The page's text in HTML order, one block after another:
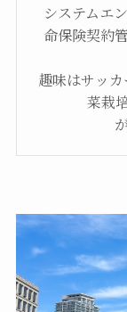
システムエ
命保険契約
趣味はサッ
菜栽